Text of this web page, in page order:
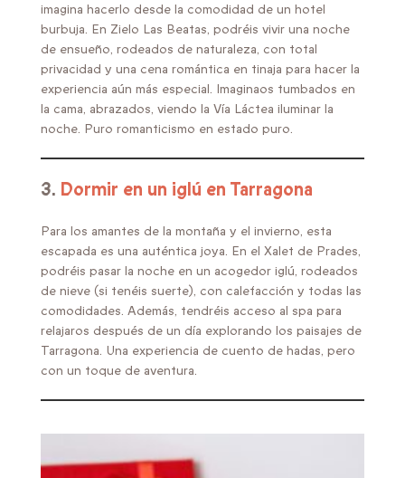
imagina hacerlo desde la comodidad de un hotel
burbuja. En Zielo Las Beatas, podréis vivir una noche
de ensueño, rodeados de naturaleza, con total
privacidad y una cena romántica en tinaja para hacer la
experiencia aún más especial. Imaginaos tumbados en
la cama, abrazados, viendo la Vía Láctea iluminar la
noche. Puro romanticismo en estado puro.
3. Dormir en un iglú en Tarragona
Para los amantes de la montaña y el invierno, esta
escapada es una auténtica joya. En el Xalet de Prades,
podréis pasar la noche en un acogedor iglú, rodeados
de nieve (si tenéis suerte), con calefacción y todas las
comodidades. Además, tendréis acceso al spa para
relajaros después de un día explorando los paisajes de
Tarragona. Una experiencia de cuento de hadas, pero
con un toque de aventura.